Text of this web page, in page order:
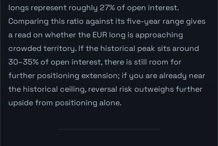
longs represent roughly 27% of open interest.
Comparing this ratio against its five-year range gives
a read on whether the EUR long is approaching
crowded territory. If the historical peak sits around
30–35% of open interest, there is still room for
further positioning extension; if you are already near
the historical ceiling, reversal risk outweighs further
upside from positioning alone.